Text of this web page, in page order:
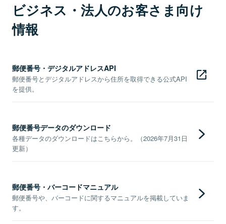
ビジネス・法人のお客さま向け
情報
郵便番号・デジタルアドレスAPI
郵便番号とデジタルアドレスから住所を取得できる公式API
を提供。
郵便番号データのダウンロード
各種データのダウンロードはこちらから。（2026年7月31日
更新）
郵便番号・バーコードマニュアル
郵便番号や、バーコードに関するマニュアルを掲載していま
す。